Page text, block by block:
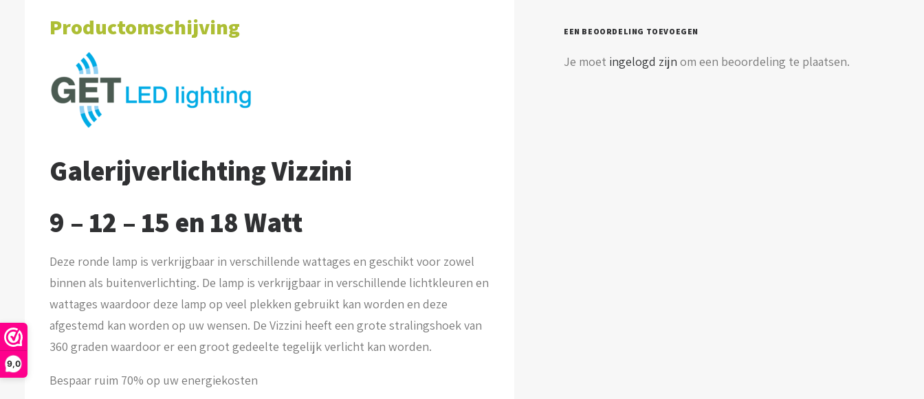
9,0
Productomschijving
Galerijverlichting Vizzini
9 – 12 – 15 en 18 Watt
Deze ronde lamp is verkrijgbaar in verschillende wattages en geschikt voor zowel
binnen als buitenverlichting. De lamp is verkrijgbaar in verschillende lichtkleuren en
wattages waardoor deze lamp op veel plekken gebruikt kan worden en deze
afgestemd kan worden op uw wensen. De Vizzini heeft een grote stralingshoek van
360 graden waardoor er een groot gedeelte tegelijk verlicht kan worden.
Bespaar ruim 70% op uw energiekosten
EEN BEOORDELING TOEVOEGEN
Je moet ingelogd zijn om een beoordeling te plaatsen.